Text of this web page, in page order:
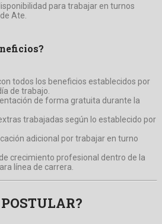
para trabajar en turnos
Ate.
todos los beneficios establecidos por
de trabajo.
de forma gratuita durante la
trabajadas según lo establecido por
adicional por trabajar en turno
crecimiento profesional dentro de la
línea de carrera.